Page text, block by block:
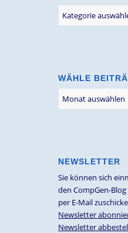
Blogbeiträge
WÄHLE
NEWSLETTER
Sie können sich
den CompGen-
per E-Mail
Newsletter
Newsletter